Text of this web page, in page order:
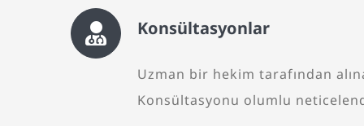
Konsültasyonlar
Uzman bir hekim tarafından
Konsültasyonu olumlu